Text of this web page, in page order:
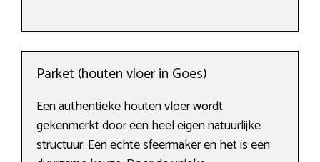
Parket (houten vloer in Goes)
Een authentieke houten vloer wordt
gekenmerkt door een heel eigen natuurlijke
structuur. Een echte sfeermaker en het is een